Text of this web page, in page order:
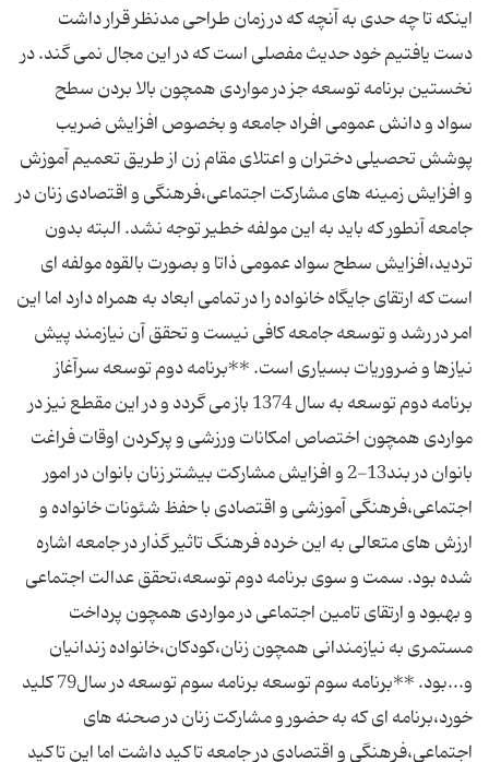
اینکه تا چه حدی به آنچه که در زمان طراحی مدنظر قرار داشت
دست یافتیم خود حدیث مفصلی است که در این مجال نمی گند. در
نخستین برنامه توسعه جز در مواردی همچون بالا بردن سطح
سواد و دانش عمومی افراد جامعه و بخصوص افزایش ضریب
پوشش تحصیلی دختران و اعتلای مقام زن از طریق تعمیم آموزش
و افزایش زمینه های مشارکت اجتماعی،فرهنگی و اقتصادی زنان در
جامعه آنطور که باید به این مولفه خطیر توجه نشد. البته بدون
تردید،افزایش سطح سواد عمومی ذاتا و بصورت بالقوه مولفه ای
است که ارتقای جایگاه خانواده را در تمامی ابعاد به همراه دارد اما این
امر در رشد و توسعه جامعه کافی نیست و تحقق آن نیازمند پیش
نیازها و ضروریات بسیاری است. **برنامه دوم توسعه سرآغاز
برنامه دوم توسعه به سال 1374 باز می گردد و در این مقطع نیز در
مواردی همچون اختصاص امکانات ورزشی و پرکردن اوقات فراغت
بانوان در بند13-2 و افزایش مشارکت بیشتر زنان بانوان در امور
اجتماعی،فرهنگی آموزشی و اقتصادی با حفظ شئونات خانواده و
ارزش های متعالی به این خرده فرهنگ تاثیر گذار در جامعه اشاره
شده بود. سمت و سوی برنامه دوم توسعه،تحقق عدالت اجتماعی
و بهبود و ارتقای تامین اجتماعی در مواردی همچون پرداخت
مستمری به نیازمندانی همچون زنان،کودکان،خانواده زندانیان
و...بود. **برنامه سوم توسعه برنامه سوم توسعه در سال79 کلید
خورد،برنامه ای که به حضور و مشارکت زنان در صحنه های
اجتماعی،فرهنگی و اقتصادی در جامعه تاکید داشت اما این تاکید